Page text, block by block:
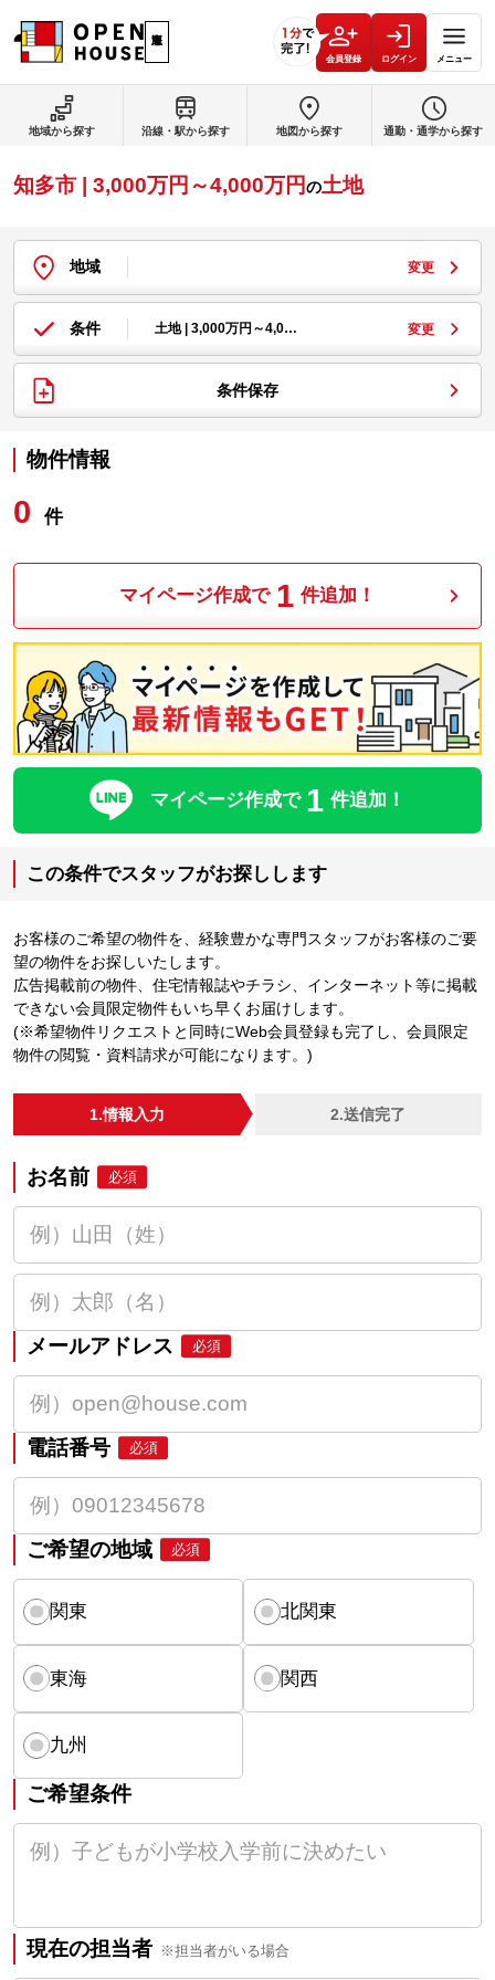
会員登録 ログイン メニュー
知多市 | 3,000万円～4,000万円の土地
地域 変更
条件 土地 | 3,000万円～4,0… 変更
条件保存
物件情報
0 件
マイページ作成で 1 件追加！
マイページ作成で 1 件追加！
この条件でスタッフがお探しします
お客様のご希望の物件を、経験豊かな専門スタッフがお客様のご要
望の物件をお探しいたします。
広告掲載前の物件、住宅情報誌やチラシ、インターネット等に掲載
できない会員限定物件もいち早くお届けします。
(※希望物件リクエストと同時にWeb会員登録も完了し、会員限定
物件の閲覧・資料請求が可能になります。)
1.情報入力 2.送信完了
お名前 必須
メールアドレス 必須
電話番号 必須
ご希望の地域 必須
関東 北関東
東海 関西
九州
ご希望条件
現在の担当者 ※担当者がいる場合
地域から探す 沿線・駅から探す 地図から探す 通勤・通学から探す